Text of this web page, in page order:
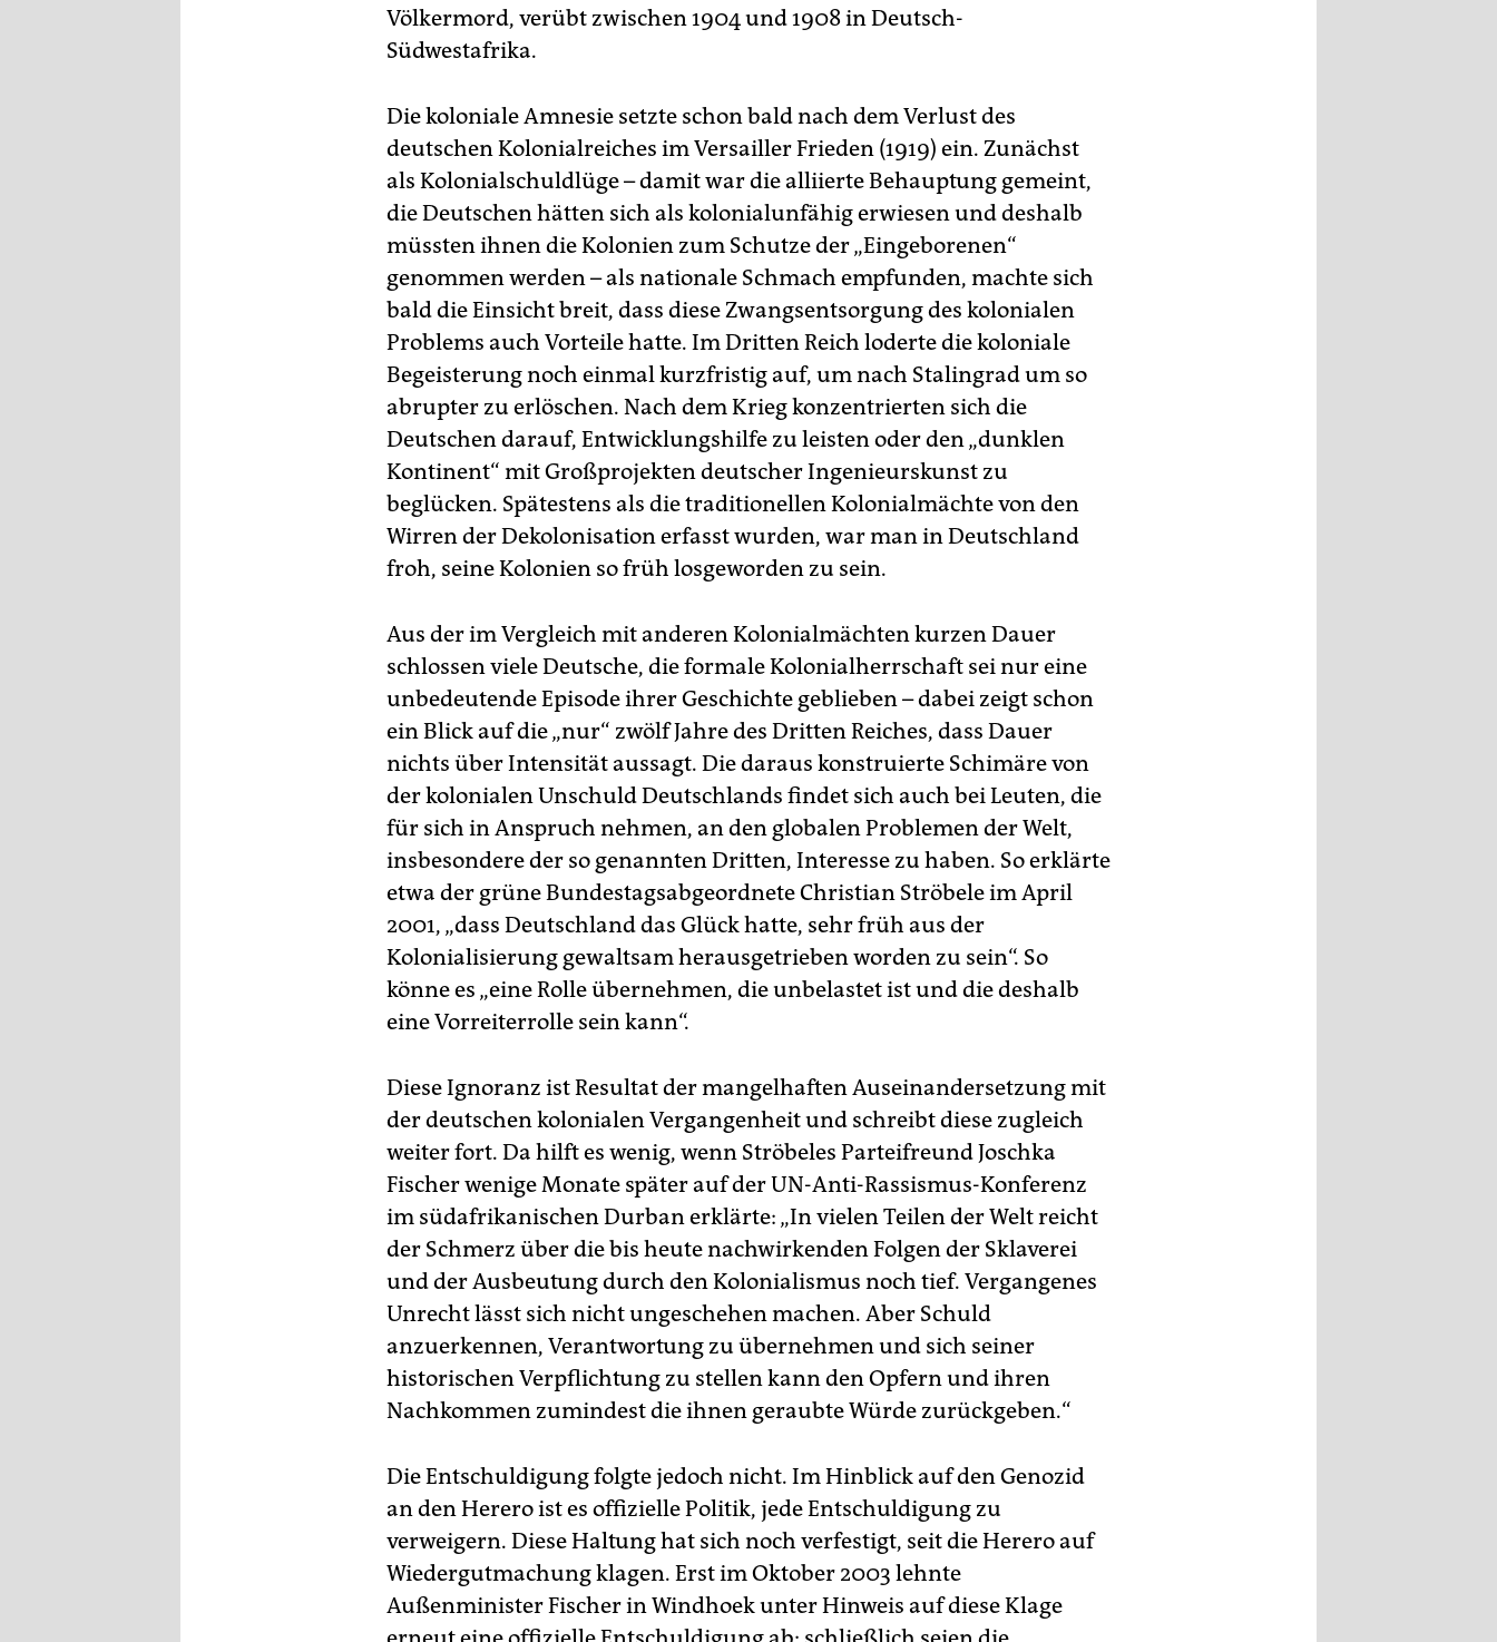
Völkermord, verübt zwischen 1904 und 1908 in Deutsch-
Südwestafrika.
Die koloniale Amnesie setzte schon bald nach dem Verlust des
deutschen Kolonialreiches im Versailler Frieden (1919) ein. Zunächst
als Kolonialschuldlüge – damit war die alliierte Behauptung gemeint,
die Deutschen hätten sich als kolonialunfähig erwiesen und deshalb
müssten ihnen die Kolonien zum Schutze der „Eingeborenen“
genommen werden – als nationale Schmach empfunden, machte sich
bald die Einsicht breit, dass diese Zwangsentsorgung des kolonialen
Problems auch Vorteile hatte. Im Dritten Reich loderte die koloniale
Begeisterung noch einmal kurzfristig auf, um nach Stalingrad um so
abrupter zu erlöschen. Nach dem Krieg konzentrierten sich die
Deutschen darauf, Entwicklungshilfe zu leisten oder den „dunklen
Kontinent“ mit Großprojekten deutscher Ingenieurskunst zu
beglücken. Spätestens als die traditionellen Kolonialmächte von den
Wirren der Dekolonisation erfasst wurden, war man in Deutschland
froh, seine Kolonien so früh losgeworden zu sein.
Aus der im Vergleich mit anderen Kolonialmächten kurzen Dauer
schlossen viele Deutsche, die formale Kolonialherrschaft sei nur eine
unbedeutende Episode ihrer Geschichte geblieben – dabei zeigt schon
ein Blick auf die „nur“ zwölf Jahre des Dritten Reiches, dass Dauer
nichts über Intensität aussagt. Die daraus konstruierte Schimäre von
der kolonialen Unschuld Deutschlands findet sich auch bei Leuten, die
für sich in Anspruch nehmen, an den globalen Problemen der Welt,
insbesondere der so genannten Dritten, Interesse zu haben. So erklärte
etwa der grüne Bundestagsabgeordnete Christian Ströbele im April
2001, „dass Deutschland das Glück hatte, sehr früh aus der
Kolonialisierung gewaltsam herausgetrieben worden zu sein“. So
könne es „eine Rolle übernehmen, die unbelastet ist und die deshalb
eine Vorreiterrolle sein kann“.
Diese Ignoranz ist Resultat der mangelhaften Auseinandersetzung mit
der deutschen kolonialen Vergangenheit und schreibt diese zugleich
weiter fort. Da hilft es wenig, wenn Ströbeles Parteifreund Joschka
Fischer wenige Monate später auf der UN-Anti-Rassismus-Konferenz
im südafrikanischen Durban erklärte: „In vielen Teilen der Welt reicht
der Schmerz über die bis heute nachwirkenden Folgen der Sklaverei
und der Ausbeutung durch den Kolonialismus noch tief. Vergangenes
Unrecht lässt sich nicht ungeschehen machen. Aber Schuld
anzuerkennen, Verantwortung zu übernehmen und sich seiner
historischen Verpflichtung zu stellen kann den Opfern und ihren
Nachkommen zumindest die ihnen geraubte Würde zurückgeben.“
Die Entschuldigung folgte jedoch nicht. Im Hinblick auf den Genozid
an den Herero ist es offizielle Politik, jede Entschuldigung zu
verweigern. Diese Haltung hat sich noch verfestigt, seit die Herero auf
Wiedergutmachung klagen. Erst im Oktober 2003 lehnte
Außenminister Fischer in Windhoek unter Hinweis auf diese Klage